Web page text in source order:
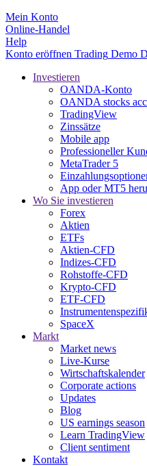
Mein Konto
Online-Handel
Help
Konto eröffnen Trading Demo
Investieren
OANDA-Konto
OANDA stocks
TradingView
Zinssätze
Mobile app
Professioneller
MetaTrader 5
App oder MT5
Wo Sie investieren
Forex
Aktien
ETFs
Aktien-CFD
Indizes-CFD
Rohstoffe-CFD
Krypto-CFD
ETF-CFD
SpaceX
Markt
Market news
Live-Kurse
Wirtschaftskalender
Corporate actions
Updates
Blog
US earnings season
Learn TradingView
Client sentiment
Kontakt